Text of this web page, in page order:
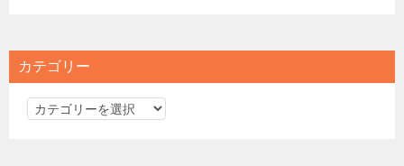
カテゴリー
カ